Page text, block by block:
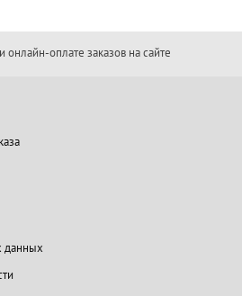
онлайн-оплате заказов на сайте
данных